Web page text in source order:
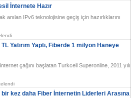
İnternete Hazır
anılan IPv6 teknolojisine geçiş için hazırlıklarını
Yatırım Yaptı, Fiberde 1 milyon Haneye
çağını başlatan Turkcell Superonline, 2011 yılı
kez daha Fiber İnternetin Liderleri Arasına